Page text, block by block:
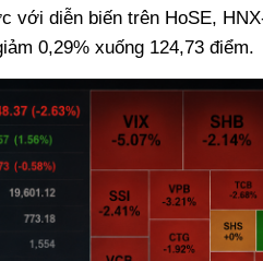
với diễn biến trên HoSE,
0,29% xuống 124,73 điểm.